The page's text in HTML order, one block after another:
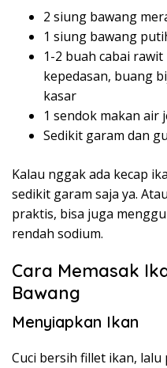
2 siung bawang
1 siung bawang
1-2 buah cabai
kepedasan, buang
kasar
1 sendok makan air
Sedikit garam dan
Kalau nggak ada kecap
sedikit garam saja ya.
praktis, bisa juga
rendah sodium.
Cara Memasak
Bawang
Menyiapkan Ikan
Cuci bersih fillet ikan,